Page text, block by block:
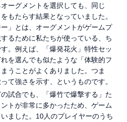
ーグメントを選択しても、同じ
もたらす結果となっていました。
」とは、オーグメントがゲームプ
るために私たちが使っている、ち
。例えば、「爆発花火」特性セッ
を選んでも似たような「体験的フ
うことがよくありました。つま
て強さを示す、というものです。
の試合でも、「爆竹で爆撃する」た
トが非常に多かったため、ゲーム
ました。10人のプレイヤーのうち